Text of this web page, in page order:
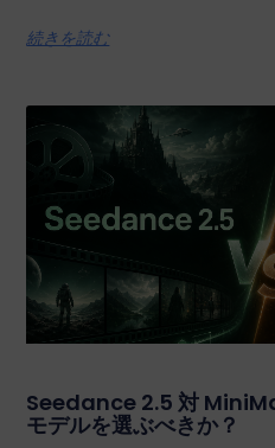
続きを読む
Seedance 2.5 対
モデルを選ぶべきか？